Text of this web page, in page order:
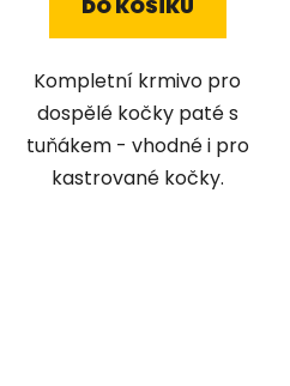
DO KOŠÍKU
Kompletní krmivo pro
dospělé kočky paté s
tuňákem - vhodné i pro
kastrované kočky.